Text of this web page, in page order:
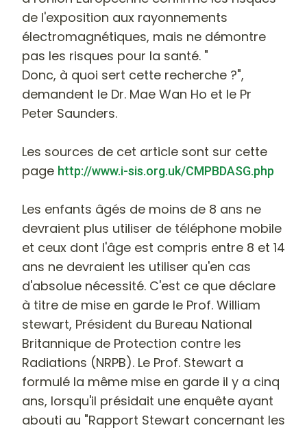
de l'exposition aux rayonnements
électromagnétiques, mais ne démontre
pas les risques pour la santé. "
Donc, à quoi sert cette recherche ?",
demandent le Dr. Mae Wan Ho et le Pr
Peter Saunders.
Les sources de cet article sont sur cette
page http://www.i-sis.org.uk/CMPBDASG.php
Les enfants âgés de moins de 8 ans ne
devraient plus utiliser de téléphone mobile
et ceux dont l'âge est compris entre 8 et 14
ans ne devraient les utiliser qu'en cas
d'absolue nécessité. C'est ce que déclare
à titre de mise en garde le Prof. William
stewart, Président du Bureau National
Britannique de Protection contre les
Radiations (NRPB). Le Prof. Stewart a
formulé la même mise en garde il y a cinq
ans, lorsqu'il présidait une enquête ayant
abouti au "Rapport Stewart concernant les